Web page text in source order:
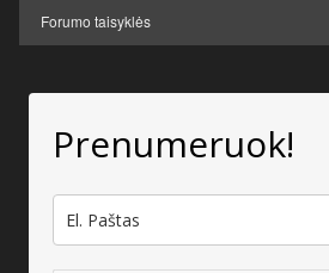
Prenumeruok!